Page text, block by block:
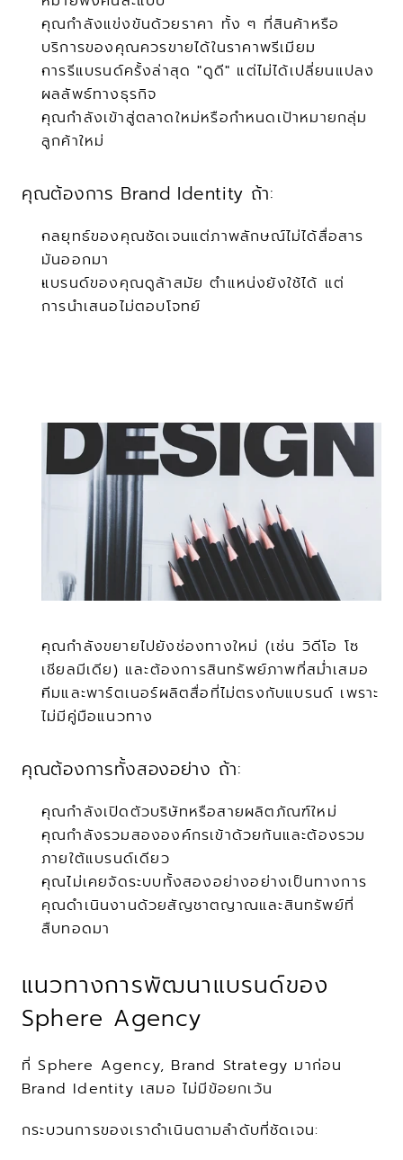
คุณกำลังแข่งขันด้วยราคา ทั้ง ๆ ที่สินค้าหรือ
บริการของคุณควรขายได้ในราคาพรีเมียม
การรีแบรนด์ครั้งล่าสุด "ดูดี" แต่ไม่ได้เปลี่ยนแปลง
ผลลัพธ์ทางธุรกิจ
คุณกำลังเข้าสู่ตลาดใหม่หรือกำหนดเป้าหมายกลุ่ม
ลูกค้าใหม่
คุณต้องการ Brand Identity ถ้า:
กลยุทธ์ของคุณชัดเจนแต่ภาพลักษณ์ไม่ได้สื่อสาร
มันออกมา
แบรนด์ของคุณดูล้าสมัย ตำแหน่งยังใช้ได้ แต่
การนำเสนอไม่ตอบโจทย์
คุณกำลังขยายไปยังช่องทางใหม่ (เช่น วิดีโอ โซ
เชียลมีเดีย) และต้องการสินทรัพย์ภาพที่สม่ำเสมอ
ทีมและพาร์ตเนอร์ผลิตสื่อที่ไม่ตรงกับแบรนด์ เพราะ
ไม่มีคู่มือแนวทาง
คุณต้องการทั้งสองอย่าง ถ้า:
คุณกำลังเปิดตัวบริษัทหรือสายผลิตภัณฑ์ใหม่
คุณกำลังรวมสององค์กรเข้าด้วยกันและต้องรวม
ภายใต้แบรนด์เดียว
คุณไม่เคยจัดระบบทั้งสองอย่างอย่างเป็นทางการ
คุณดำเนินงานด้วยสัญชาตญาณและสินทรัพย์ที่
สืบทอดมา
แนวทางการพัฒนาแบรนด์ของ
Sphere Agency
ที่ Sphere Agency, Brand Strategy มาก่อน
Brand Identity เสมอ ไม่มีข้อยกเว้น
กระบวนการของเราดำเนินตามลำดับที่ชัดเจน: